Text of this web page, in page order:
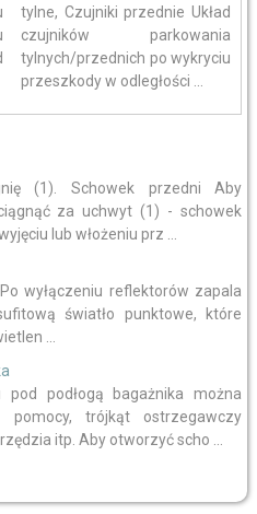
tylne, Czujniki przednie Układ
czujników parkowania
tylnych/przednich po wykryciu
przeszkody w odległości ...
(1). Schowek przedni Aby
za uchwyt (1) - schowek
lub włożeniu prz ...
wyłączeniu reflektorów zapala
światło punktowe, które
...
podłogą bagażnika można
pomocy, trójkąt ostrzegawczy
itp. Aby otworzyć scho ...